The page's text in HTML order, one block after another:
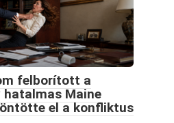
felborított a
hatalmas Maine
el a konfliktus